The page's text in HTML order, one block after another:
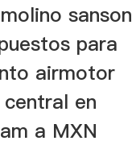
sanson
para
airmotor
en
a MXN